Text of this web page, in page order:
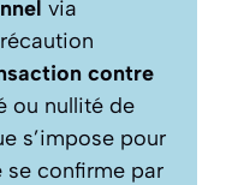
via
contre
ou nullité de
s’impose pour
se confirme par